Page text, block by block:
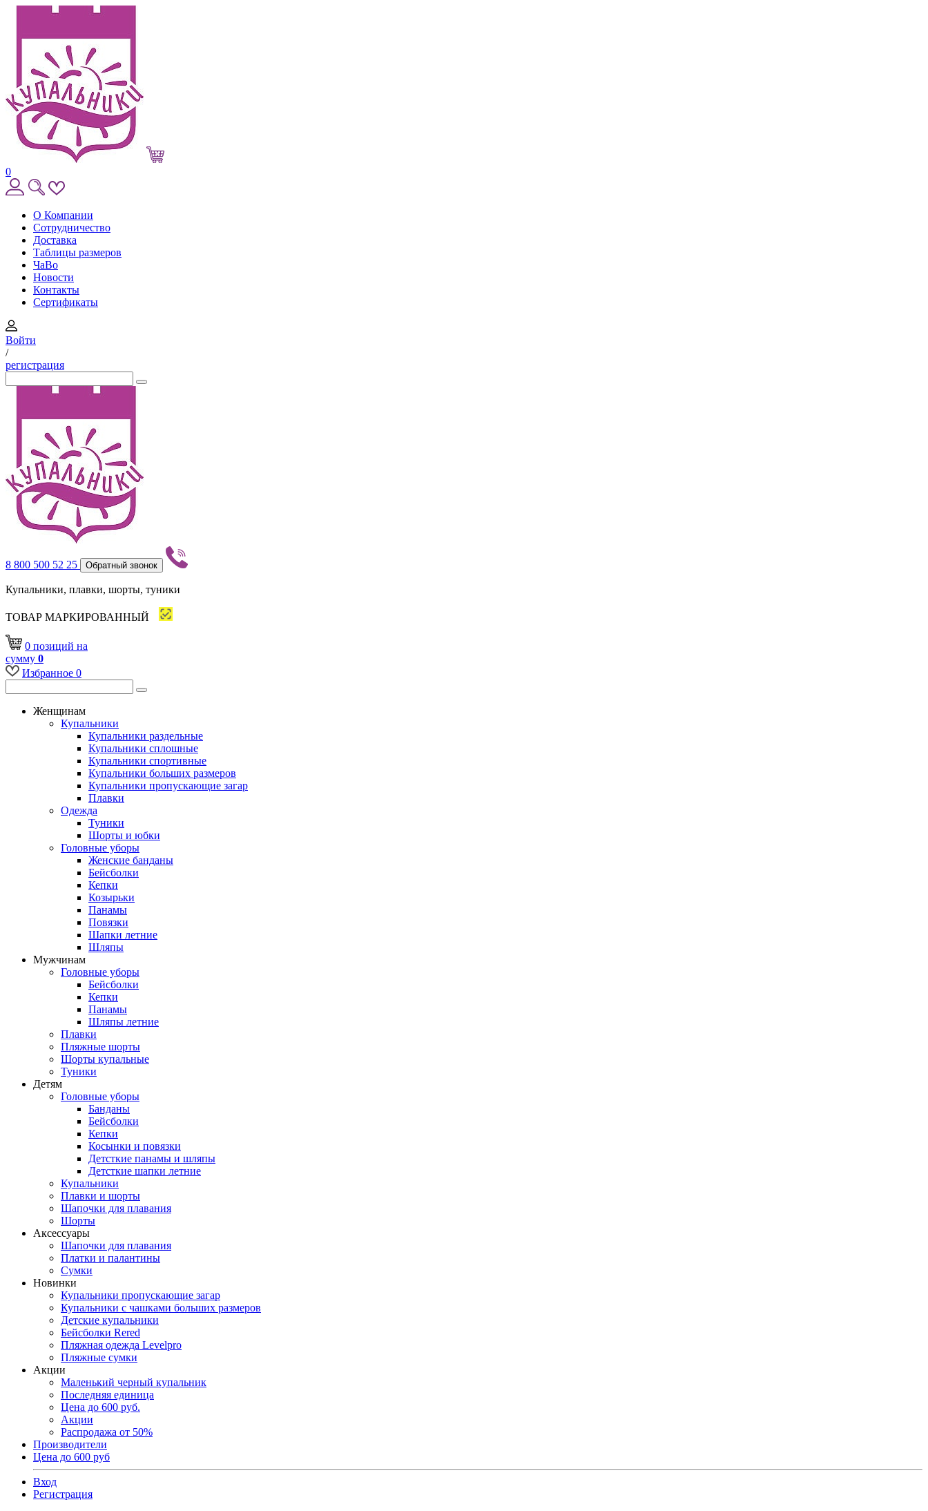
0
О Компании
Сотрудничество
Доставка
Таблицы размеров
ЧаВо
Новости
Контакты
Сертификаты
Войти
/
регистрация
8 800 500 52 25 Обратный звонок
Купальники, плавки, шорты, туники
ТОВАР МАРКИРОВАННЫЙ
0 позиций на
сумму 0
Избранное 0
Женщинам
Купальники
Купальники раздельные
Купальники сплошные
Купальники спортивные
Купальники больших размеров
Купальники пропускающие загар
Плавки
Одежда
Туники
Шорты и юбки
Головные уборы
Женские банданы
Бейсболки
Кепки
Козырьки
Панамы
Повязки
Шапки летние
Шляпы
Мужчинам
Головные уборы
Бейсболки
Кепки
Панамы
Шляпы летние
Плавки
Пляжные шорты
Шорты купальные
Туники
Детям
Головные уборы
Банданы
Бейсболки
Кепки
Косынки и повязки
Детсткие панамы и шляпы
Детсткие шапки летние
Купальники
Плавки и шорты
Шапочки для плавания
Шорты
Аксессуары
Шапочки для плавания
Платки и палантины
Сумки
Новинки
Купальники пропускающие загар
Купальники с чашками больших размеров
Детские купальники
Бейсболки Rered
Пляжная одежда Levelpro
Пляжные сумки
Акции
Маленький черный купальник
Последняя единица
Цена до 600 руб.
Акции
Распродажа от 50%
Производители
Цена до 600 руб
Вход
Регистрация